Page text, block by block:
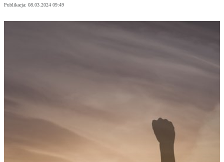
Publikacja: 08.03.2024 09:49